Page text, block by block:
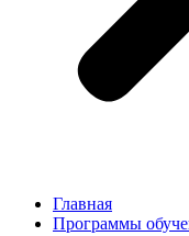
Главная
Программы